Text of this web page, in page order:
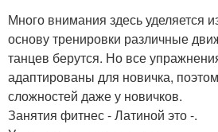
Много внимания здесь уделяется
основу тренировки различные
танцев берутся. Но все
адаптированы для новичка,
сложностей даже у новичков.
Занятия фитнес - Латиной это -.